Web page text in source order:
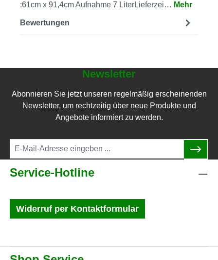
:61cm x 91,4cm Aufnahme 7 LiterLieferzei… Mehr
Bewertungen
Newsletter
Abonnieren Sie jetzt unseren regelmäßig erscheinenden
Newsletter, um rechtzeitig über neue Produkte und
Angebote informiert zu werden.
Service-Hotline
Widerruf per Kontaktformular